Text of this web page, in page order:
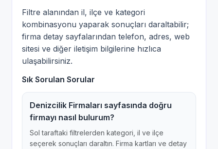
Filtre alanından il, ilçe ve kategori
kombinasyonu yaparak sonuçları daraltabilir;
firma detay sayfalarından telefon, adres, web
sitesi ve diğer iletişim bilgilerine hızlıca
ulaşabilirsiniz.
Sık Sorulan Sorular
Denizcilik Firmaları sayfasında doğru
firmayı nasıl bulurum?
Sol taraftaki filtrelerden kategori, il ve ilçe
seçerek sonuçları daraltın. Firma kartları ve detay